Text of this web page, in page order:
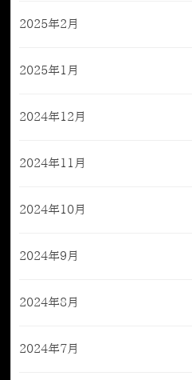
2025年2月
2025年1月
2024年12月
2024年11月
2024年10月
2024年9月
2024年8月
2024年7月